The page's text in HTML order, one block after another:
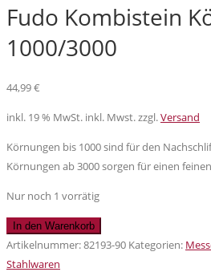
Fudo Kombistein
1000/3000
44,99€
inkl. 19 % MwSt. inkl. Mwst. zzgl.Versand
Körnungen bis 1000 sind für den
Körnungen ab 3000 sorgen für einen
Nur noch 1 vorrätig
Fudo
Kombistein
Körnung
In den Warenkorb
Artikelnummer:82193-90 Kategorien:
Stahlwaren